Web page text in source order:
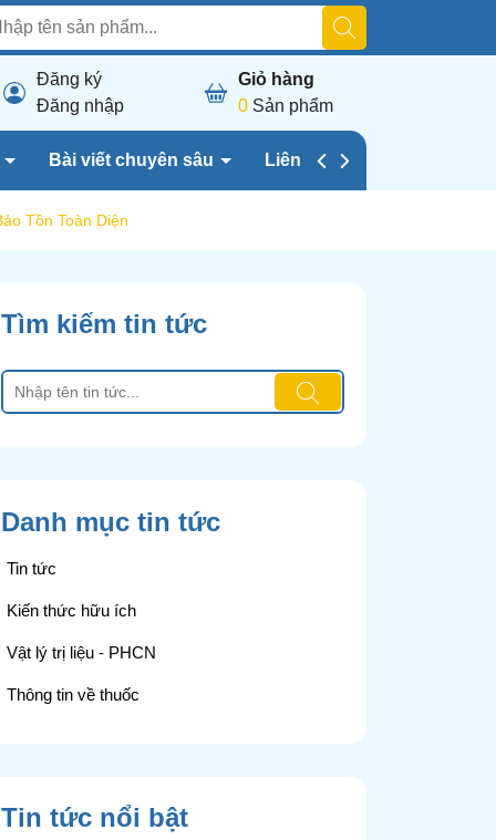
Đăng ký
Đăng nhập
Giỏ hàng
0 Sản phẩm
Bài viết chuyên sâu Liên hệ chúng tôi
Tồn Toàn Diện
Tìm kiếm tin tức
Danh mục tin tức
Tin tức
Kiến thức hữu ích
Vật lý trị liệu - PHCN
Thông tin về thuốc
Tin tức nổi bật